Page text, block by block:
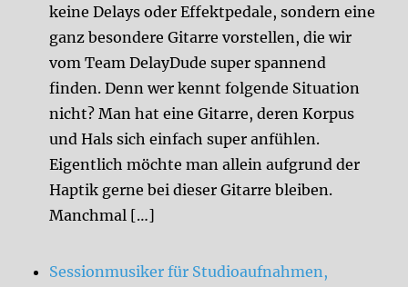
keine Delays oder Effektpedale, sondern eine
ganz besondere Gitarre vorstellen, die wir
vom Team DelayDude super spannend
finden. Denn wer kennt folgende Situation
nicht? Man hat eine Gitarre, deren Korpus
und Hals sich einfach super anfühlen.
Eigentlich möchte man allein aufgrund der
Haptik gerne bei dieser Gitarre bleiben.
Manchmal […]
Sessionmusiker für Studioaufnahmen,